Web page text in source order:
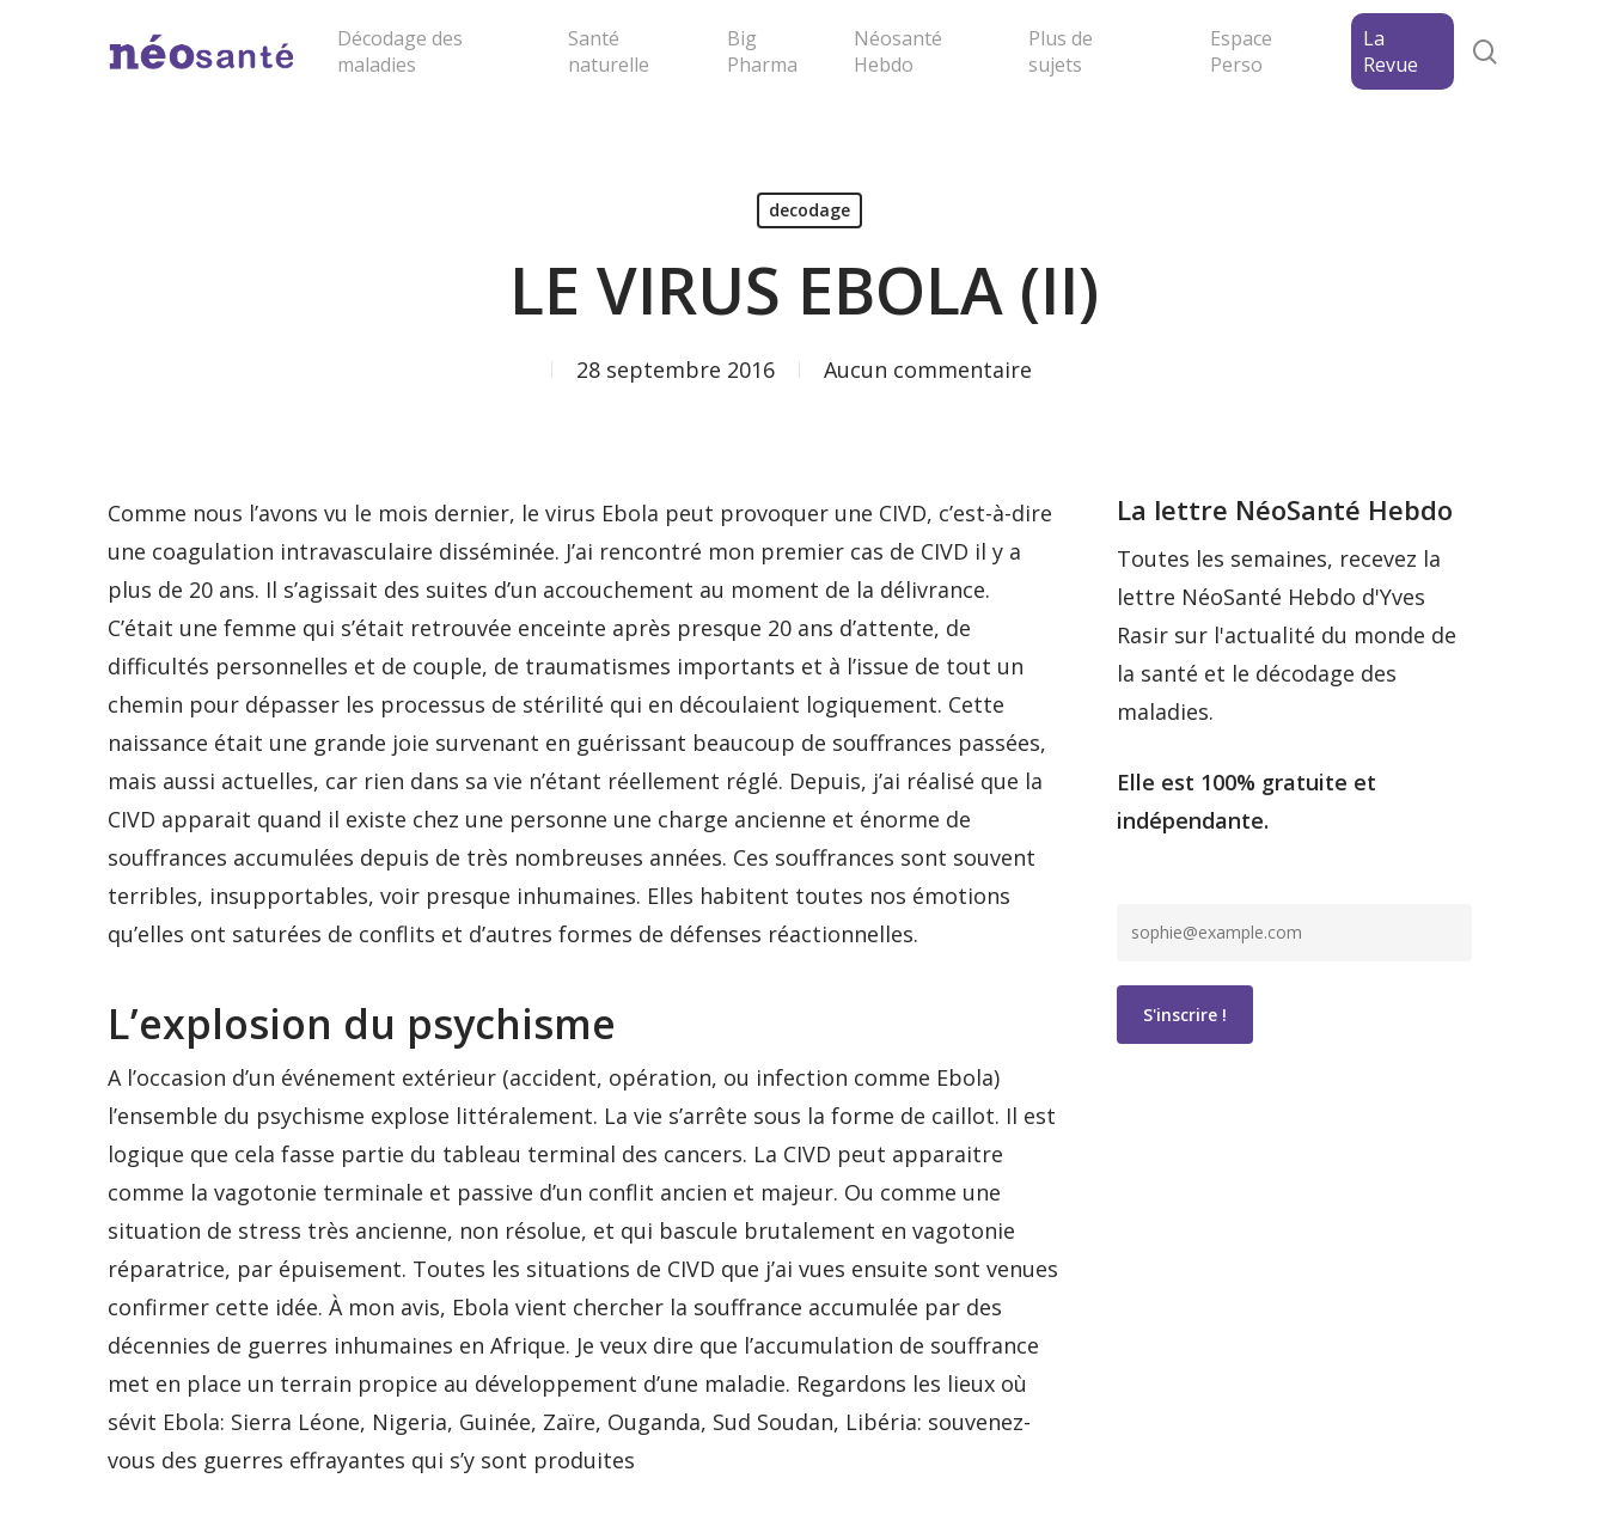
Cliquer sur "entrée" pour lancer la recherche ou Echap pour fermer la popup
Décodage des
maladies
Santé
naturelle
Big
Pharma
Néosanté
Hebdo
Plus de
sujets
Espace
Perso
La
Revue
decodage
LE VIRUS EBOLA (II)
28 septembre 2016 Aucun commentaire
Comme nous l’avons vu le mois dernier, le virus Ebola peut provoquer une CIVD, c’est-à-dire
une coagulation intravasculaire disséminée. J’ai rencontré mon premier cas de CIVD il y a
plus de 20 ans. Il s’agissait des suites d’un accouchement au moment de la délivrance.
C’était une femme qui s’était retrouvée enceinte après presque 20 ans d’attente, de
difficultés personnelles et de couple, de traumatismes importants et à l’issue de tout un
chemin pour dépasser les processus de stérilité qui en découlaient logiquement. Cette
naissance était une grande joie survenant en guérissant beaucoup de souffrances passées,
mais aussi actuelles, car rien dans sa vie n’étant réellement réglé. Depuis, j’ai réalisé que la
CIVD apparait quand il existe chez une personne une charge ancienne et énorme de
souffrances accumulées depuis de très nombreuses années. Ces souffrances sont souvent
terribles, insupportables, voir presque inhumaines. Elles habitent toutes nos émotions
qu’elles ont saturées de conflits et d’autres formes de défenses réactionnelles.
L’explosion du psychisme
A l’occasion d’un événement extérieur (accident, opération, ou infection comme Ebola)
l’ensemble du psychisme explose littéralement. La vie s’arrête sous la forme de caillot. Il est
logique que cela fasse partie du tableau terminal des cancers. La CIVD peut apparaitre
comme la vagotonie terminale et passive d’un conflit ancien et majeur. Ou comme une
situation de stress très ancienne, non résolue, et qui bascule brutalement en vagotonie
réparatrice, par épuisement. Toutes les situations de CIVD que j’ai vues ensuite sont venues
confirmer cette idée. À mon avis, Ebola vient chercher la souffrance accumulée par des
décennies de guerres inhumaines en Afrique. Je veux dire que l’accumulation de souffrance
met en place un terrain propice au développement d’une maladie. Regardons les lieux où
sévit Ebola: Sierra Léone, Nigeria, Guinée, Zaïre, Ouganda, Sud Soudan, Libéria: souvenez-
vous des guerres effrayantes qui s’y sont produites
La lettre NéoSanté Hebdo
Toutes les semaines, recevez la
lettre NéoSanté Hebdo d'Yves
Rasir sur l'actualité du monde de
la santé et le décodage des
maladies.
Elle est 100% gratuite et
indépendante.